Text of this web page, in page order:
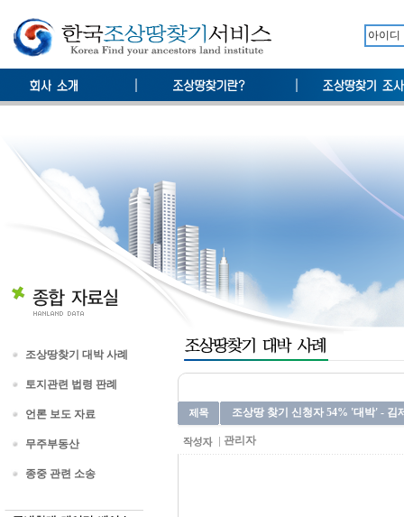
조상땅찾기 대박 사례
토지관련 법령 판례
언론 보도 자료
무주부동산
종중 관련 소송
조상땅 찾기 신청자 54% '대박' - 김
관리자